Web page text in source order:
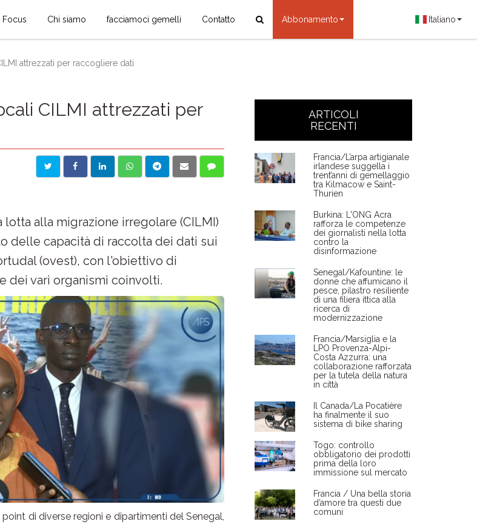
Focus Chi siamo facciamoci gemelli Contatto Abbonamento Italiano
attrezzati per raccogliere dati
CILMI attrezzati per
alla migrazione irregolare (CILMI)
delle capacità di raccolta dei dati sui
(ovest), con l'obiettivo di
dei vari organismi coinvolti.
di diverse regioni e dipartimenti del Senegal,
ARTICOLI
RECENTI
Francia/L’arpa artigianale
irlandese suggella i
trent’anni di gemellaggio
tra Kilmacow e Saint-
Thurien
Burkina: L'ONG Acra
rafforza le competenze
dei giornalisti nella lotta
contro la
disinformazione
Senegal/Kafountine: le
donne che affumicano il
pesce, pilastro resiliente
di una filiera ittica alla
ricerca di
modernizzazione
Francia/Marsiglia e la
LPO Provenza-Alpi-
Costa Azzurra: una
collaborazione rafforzata
per la tutela della natura
in città
Il Canada/La Pocatière
ha finalmente il suo
sistema di bike sharing
Togo: controllo
obbligatorio dei prodotti
prima della loro
immissione sul mercato
Francia / Una bella storia
d’amore tra questi due
comuni